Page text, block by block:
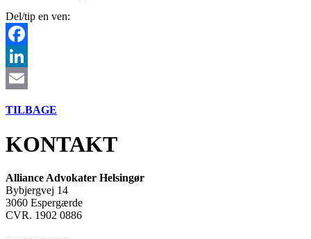
Del/tip en ven:
Facebook
LinkedIn
TILBAGE
KONTAKT
Alliance Advokater Helsingør
Bybjergvej 14
3060 Espergærde
CVR. 1902 0886